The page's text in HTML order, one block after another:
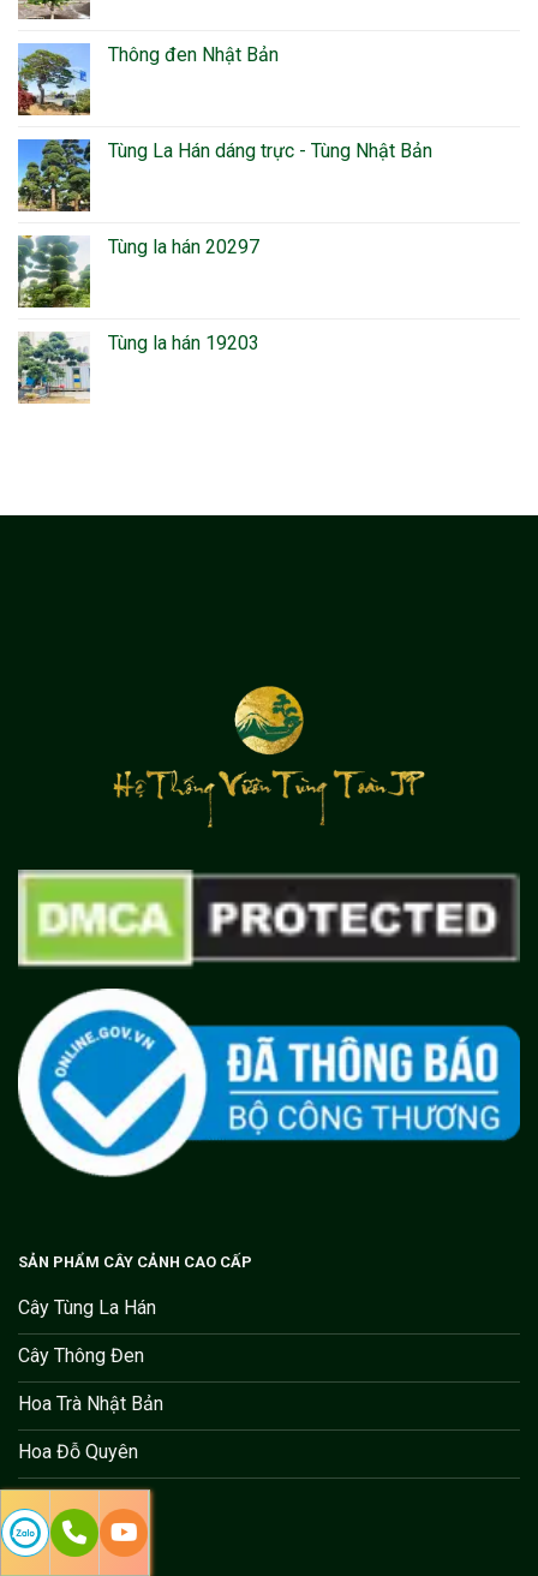
Thông đen Nhật Bản
Tùng La Hán dáng trực - Tùng Nhật Bản
Tùng la hán 20297
Tùng la hán 19203
SẢN PHẨM CÂY CẢNH CAO CẤP
Cây Tùng La Hán
Cây Thông Đen
Hoa Trà Nhật Bản
Hoa Đỗ Quyên